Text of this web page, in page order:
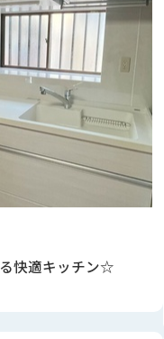
快適キッチン☆